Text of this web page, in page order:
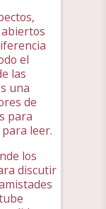
el
las
una
de
para
leer.
los
discutir